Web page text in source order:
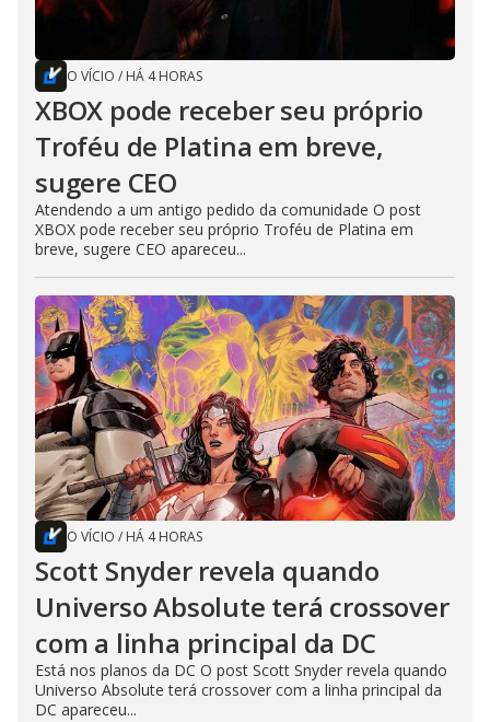
O VÍCIO / HÁ 4 HORAS
XBOX pode receber seu próprio
Troféu de Platina em breve,
sugere CEO
Atendendo a um antigo pedido da comunidade O post
XBOX pode receber seu próprio Troféu de Platina em
breve, sugere CEO apareceu...
O VÍCIO / HÁ 4 HORAS
Scott Snyder revela quando
Universo Absolute terá crossover
com a linha principal da DC
Está nos planos da DC O post Scott Snyder revela quando
Universo Absolute terá crossover com a linha principal da
DC apareceu...